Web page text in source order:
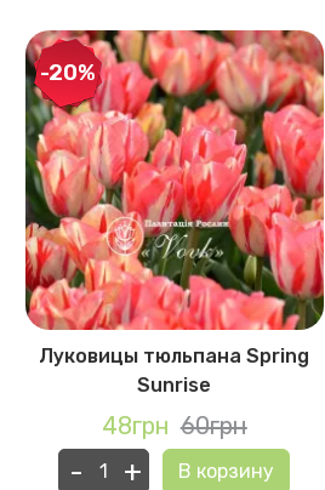
-20%
Луковицы тюльпана Spring
Sunrise
48грн 60грн
- + В корзину